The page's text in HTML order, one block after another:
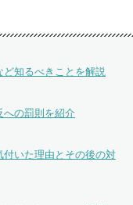
知るべきことを解説
への罰則を紹介
いた理由とその後の対